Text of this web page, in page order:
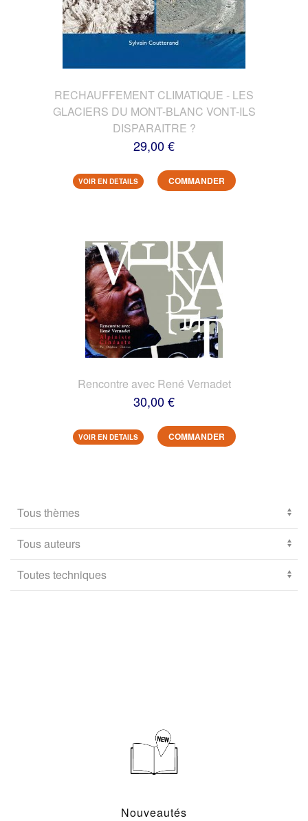
RECHAUFFEMENT CLIMATIQUE - LES
GLACIERS DU MONT-BLANC VONT-ILS
DISPARAITRE ?
29,00 €
VOIR EN DETAILS COMMANDER
Rencontre avec René Vernadet
30,00 €
VOIR EN DETAILS COMMANDER
Nouveautés